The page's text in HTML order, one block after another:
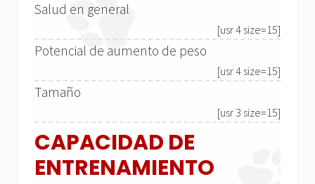
Salud en general
[usr 4 size=15]
Potencial de aumento de peso
[usr 4 size=15]
Tamaño
[usr 3 size=15]
CAPACIDAD DE
ENTRENAMIENTO